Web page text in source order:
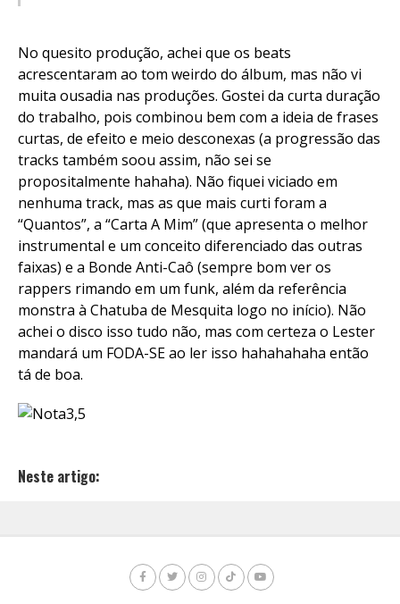
No quesito produção, achei que os beats
acrescentaram ao tom weirdo do álbum, mas não vi
muita ousadia nas produções. Gostei da curta duração
do trabalho, pois combinou bem com a ideia de frases
curtas, de efeito e meio desconexas (a progressão das
tracks também soou assim, não sei se
propositalmente hahaha). Não fiquei viciado em
nenhuma track, mas as que mais curti foram a
“Quantos”, a “Carta A Mim” (que apresenta o melhor
instrumental e um conceito diferenciado das outras
faixas) e a Bonde Anti-Caô (sempre bom ver os
rappers rimando em um funk, além da referência
monstra à Chatuba de Mesquita logo no início). Não
achei o disco isso tudo não, mas com certeza o Lester
mandará um FODA-SE ao ler isso hahahahaha então
tá de boa.
Neste artigo: